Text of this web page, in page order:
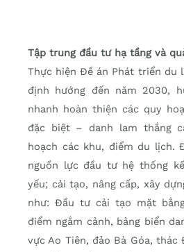
Tập trung đầu tư hạ tầng và
Thực hiện Đề án Phát triển du
định hướng đến năm 2030,
nhanh hoàn thiện các quy
đặc biệt – danh lam thắng
hoạch các khu, điểm du lịch.
nguồn lực đầu tư hệ thống
yếu; cải tạo, nâng cấp, xây
như: Đầu tư cải tạo mặt
điểm ngắm cảnh, bảng biển
vực Ao Tiên, đảo Bà Góa, thác